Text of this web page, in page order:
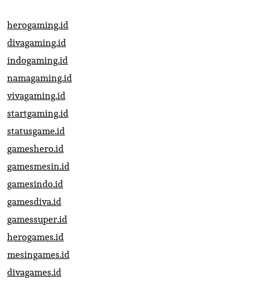
herogaming.id
divagaming.id
indogaming.id
namagaming.id
vivagaming.id
startgaming.id
statusgame.id
gameshero.id
gamesmesin.id
gamesindo.id
gamesdiva.id
gamessuper.id
herogames.id
mesingames.id
divagames.id